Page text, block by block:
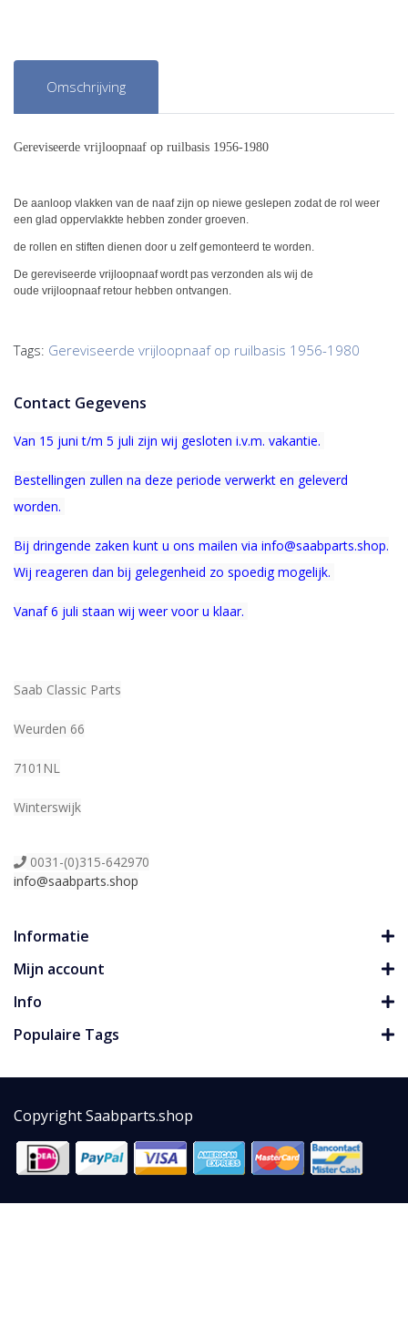
Omschrijving
Gereviseerde vrijloopnaaf op ruilbasis 1956-1980
De aanloop vlakken van de naaf zijn op niewe geslepen zodat de rol weer
een glad oppervlakkte hebben zonder groeven.
de rollen en stiften dienen door u zelf gemonteerd te worden.
De gereviseerde vrijloopnaaf wordt pas verzonden als wij de
oude vrijloopnaaf retour hebben ontvangen.
Tags: Gereviseerde vrijloopnaaf op ruilbasis 1956-1980
Contact Gegevens
Van 15 juni t/m 5 juli zijn wij gesloten i.v.m. vakantie.
Bestellingen zullen na deze periode verwerkt en geleverd
worden.
Bij dringende zaken kunt u ons mailen via info@saabparts.shop.
Wij reageren dan bij gelegenheid zo spoedig mogelijk.
Vanaf 6 juli staan wij weer voor u klaar.
Saab Classic Parts
Weurden 66
7101NL
Winterswijk
0031-(0)315-642970
info@saabparts.shop
Informatie
Mijn account
Info
Populaire Tags
Copyright Saabparts.shop